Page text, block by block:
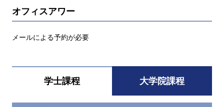
オフィスアワー
メールによる予約が必要
学士課程 大学院課程